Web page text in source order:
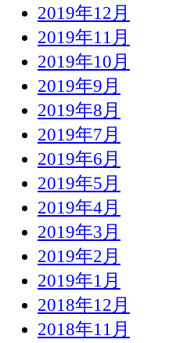
2019年12月
2019年11月
2019年10月
2019年9月
2019年8月
2019年7月
2019年6月
2019年5月
2019年4月
2019年3月
2019年2月
2019年1月
2018年12月
2018年11月